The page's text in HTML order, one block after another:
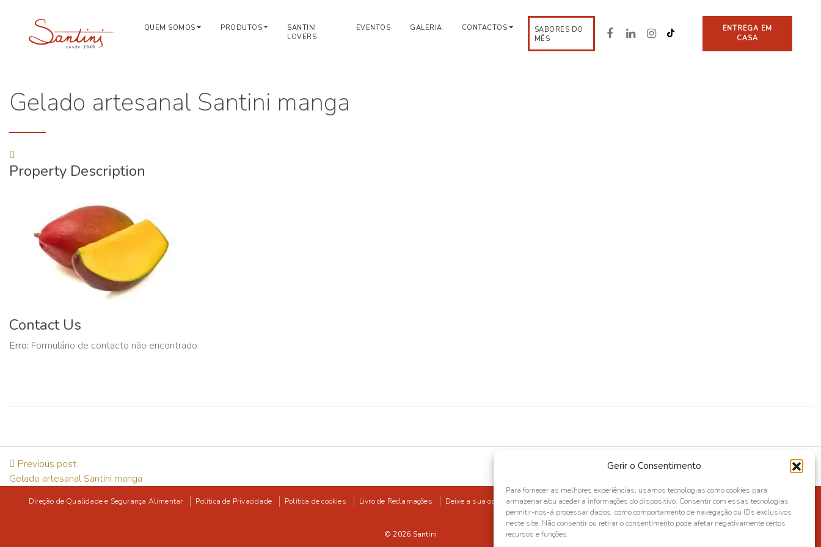
Gerir o Consentimento
Para fornecer as melhores experiências, usamos tecnologias como cookies para
armazenar e/ou aceder a informações do dispositivo. Consentir com essas tecnologias
permitir-nos-á processar dados, como comportamento de navegação ou IDs exclusivos
neste site. Não consentir ou retirar o consentimento pode afetar negativamente certos
recursos e funções.
QUEM SOMOS PRODUTOS
SANTINI
LOVERS
EVENTOS GALERIA CONTACTOS
SABORES DO
MÊS
ENTREGA EM
CASA
Gelado artesanal Santini manga
Property Description
Contact Us
Erro: Formulário de contacto não encontrado.
Previous post
Gelado artesanal Santini manga
Direção de Qualidade e Segurança Alimentar Política de Privacidade Política de cookies Livro de Reclamações Deixe a sua opinião
© 2026 Santini